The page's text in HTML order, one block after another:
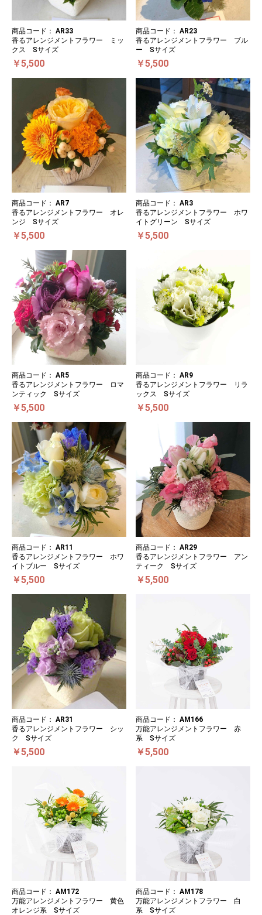
商品コード： AR33
香るアレンジメントフラワー ミッ
クス Sサイズ
￥5,500
商品コード： AR23
香るアレンジメントフラワー ブル
ー Sサイズ
￥5,500
商品コード： AR7
香るアレンジメントフラワー オレ
ンジ Sサイズ
￥5,500
商品コード： AR3
香るアレンジメントフラワー ホワ
イトグリーン Sサイズ
￥5,500
商品コード： AR5
香るアレンジメントフラワー ロマ
ンティック Sサイズ
￥5,500
商品コード： AR9
香るアレンジメントフラワー リラ
ックス Sサイズ
￥5,500
商品コード： AR11
香るアレンジメントフラワー ホワ
イトブルー Sサイズ
￥5,500
商品コード： AR29
香るアレンジメントフラワー アン
ティーク Sサイズ
￥5,500
商品コード： AR31
香るアレンジメントフラワー シッ
ク Sサイズ
￥5,500
商品コード： AM166
万能アレンジメントフラワー 赤
系 Sサイズ
￥5,500
商品コード： AM172
万能アレンジメントフラワー 黄色
オレンジ系 Sサイズ
商品コード： AM178
万能アレンジメントフラワー 白
系 Sサイズ